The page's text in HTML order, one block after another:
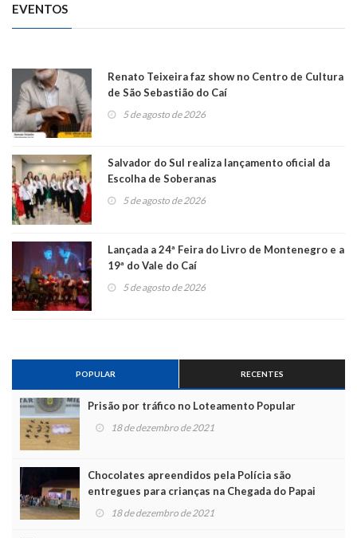
EVENTOS
Renato Teixeira faz show no Centro de Cultura
de São Sebastião do Caí
5 de agosto de 2026
Salvador do Sul realiza lançamento oficial da
Escolha de Soberanas
5 de agosto de 2026
Lançada a 24ª Feira do Livro de Montenegro e a
19ª do Vale do Caí
5 de agosto de 2026
POPULAR RECENTES
Prisão por tráfico no Loteamento Popular
18 de dezembro de 2021
Chocolates apreendidos pela Polícia são
entregues para crianças na Chegada do Papai
Noel
18 de dezembro de 2021